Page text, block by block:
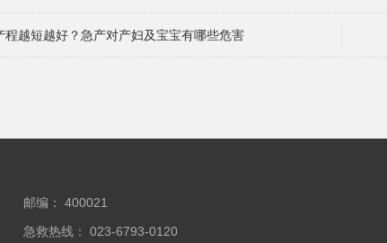
程越短越好？急产对产妇及宝宝有哪些危害
邮编： 400021
急救热线： 023-6793-0120